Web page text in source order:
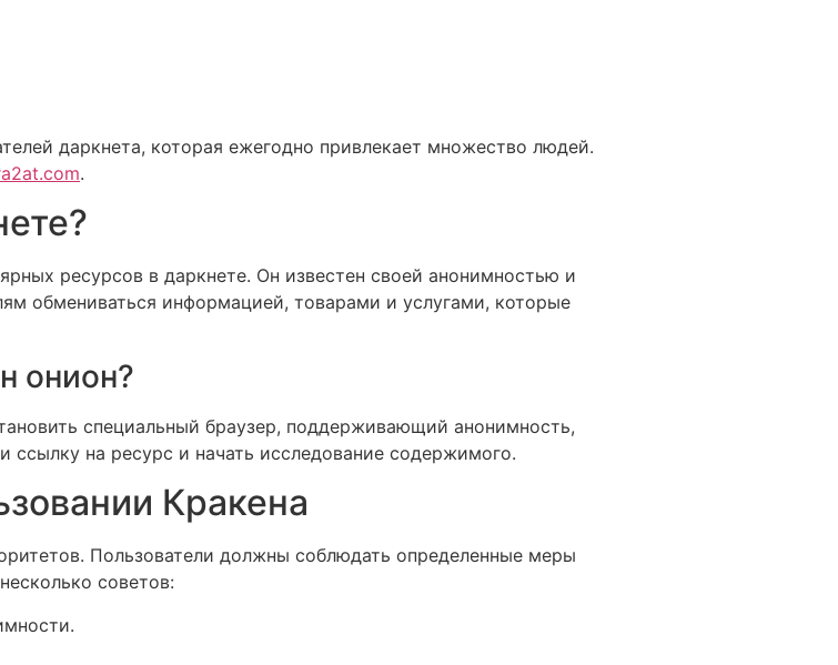
даркнета, которая ежегодно привлекает множество людей.
.
ресурсов в даркнете. Он известен своей анонимностью и
обмениваться информацией, товарами и услугами, которые
онион?
специальный браузер, поддерживающий анонимность,
ссылку на ресурс и начать исследование содержимого.
Кракена
Пользователи должны соблюдать определенные меры
советов: